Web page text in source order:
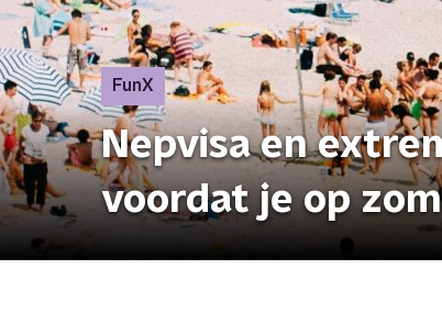
FunX
Nepvisa en
voordat je op